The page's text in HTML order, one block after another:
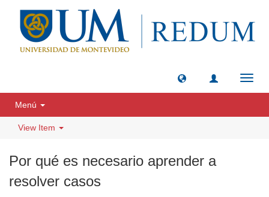
Menú
View Item
Por qué es necesario aprender a
resolver casos